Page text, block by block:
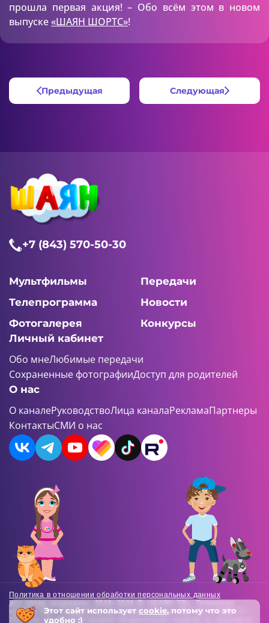
прошла первая акция! – Обо всём этом в новом
выпуске«ШАЯН ШОРТС»!
Предыдущая Следующая
+7 (843) 570-50-30
Мультфильмы
Передачи
Телепрограмма
Новости
Фотогалерея
Конкурсы
Личный кабинет
Обо мнеЛюбимые передачи
Сохраненные фотографииДоступ для родителей
О нас
О каналеРуководствоЛица каналаРекламаПартнеры
КонтактыСМИ о нас
Политика в отношении обработки персональных данных
Все права защищены. 2018-2026 © «ШАЯН ТВ». Телеканал
«ШАЯН ТВ» , Свидетельство о регистрации СМИ Эл-Л №ФС77-
73138 от 22.06.2018 выдано Федеральной службой по надзору в
Этот сайт использует cookie, потому что это
удобно :)